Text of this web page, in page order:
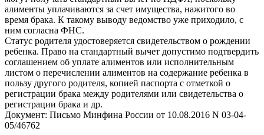
алименты уплачиваются за счет имущества, нажитого во
время брака. К такому выводу ведомство уже приходило, с
ним согласна ФНС.
Статус родителя удостоверяется свидетельством о рождении
ребенка. Право на стандартный вычет допустимо подтвердить
соглашением об уплате алиментов или исполнительным
листом о перечислении алиментов на содержание ребенка в
пользу другого родителя, копией паспорта с отметкой о
регистрации брака между родителями или свидетельства о
регистрации брака и др.
Документ: Письмо Минфина России от 10.08.2016 N 03-04-
05/46762